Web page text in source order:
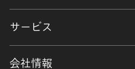
サービス
会社情報